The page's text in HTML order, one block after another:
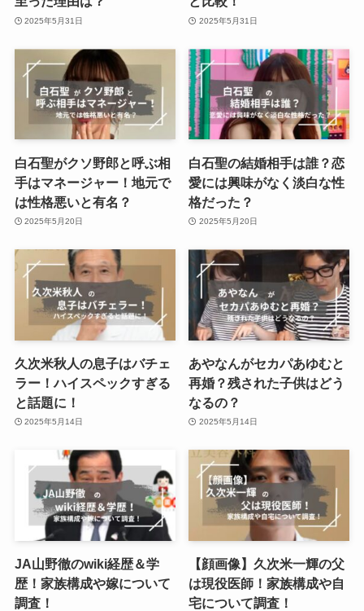
2025年5月31日 2025年5月31日
白石聖がクソ野郎と呼ぶ相
手はマネージャー！地元で
は性格悪いと有名？
2025年5月20日
白石聖の結婚相手は誰？恋
愛には興味がなく淡白な性
格だった？
2025年5月20日
久次米秋人の息子はバチェ
ラー！ハイスペックすぎる
と話題に！
2025年5月14日
あやなんがセカパあゆむと
再婚？残された子供はどう
なるの？
2025年5月14日
JA山野徹のwiki経歴＆学
歴！家族構成や嫁について
調査！
【顔画像】久次米一輝の父
は現役医師！家族構成や自
宅について調査！